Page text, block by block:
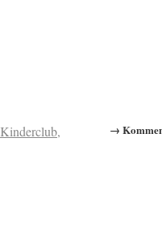
→
Kinderclub,